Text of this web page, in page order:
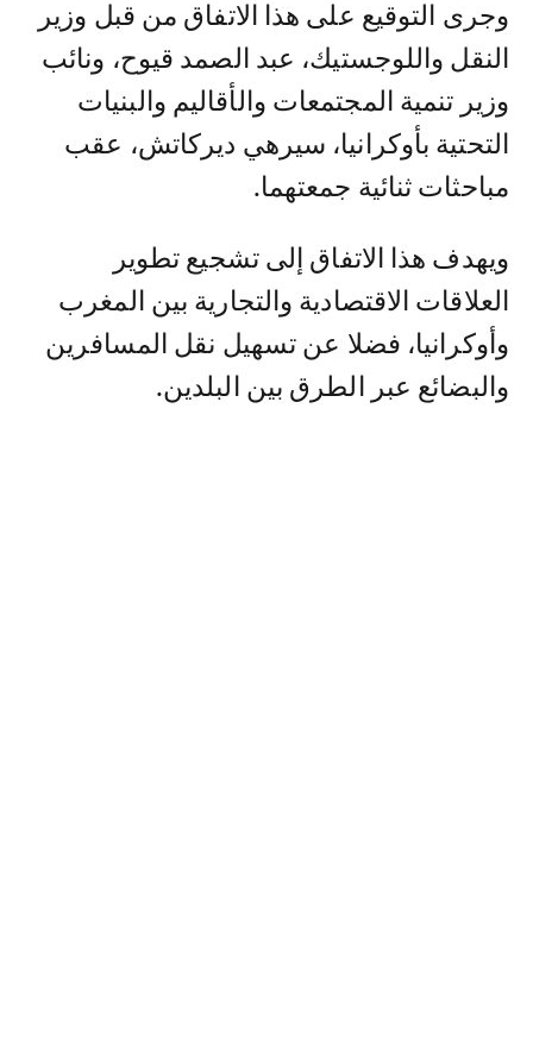
وجرى التوقيع على هذا الاتفاق من قبل وزير
النقل واللوجستيك، عبد الصمد قيوح، ونائب
وزير تنمية المجتمعات والأقاليم والبنيات
التحتية بأوكرانيا، سيرهي ديركاتش، عقب
مباحثات ثنائية جمعتهما.
ويهدف هذا الاتفاق إلى تشجيع تطوير
العلاقات الاقتصادية والتجارية بين المغرب
وأوكرانيا، فضلا عن تسهيل نقل المسافرين
والبضائع عبر الطرق بين البلدين.